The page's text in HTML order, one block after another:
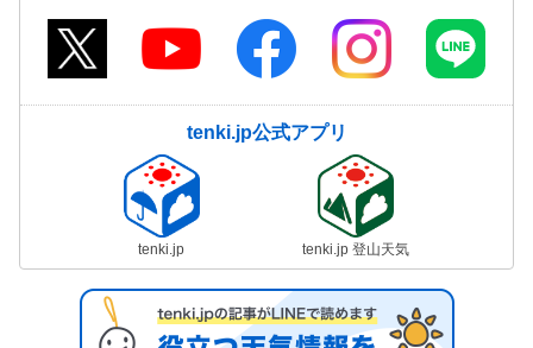
tenki.jp公式アプリ
tenki.jp tenki.jp 登山天気